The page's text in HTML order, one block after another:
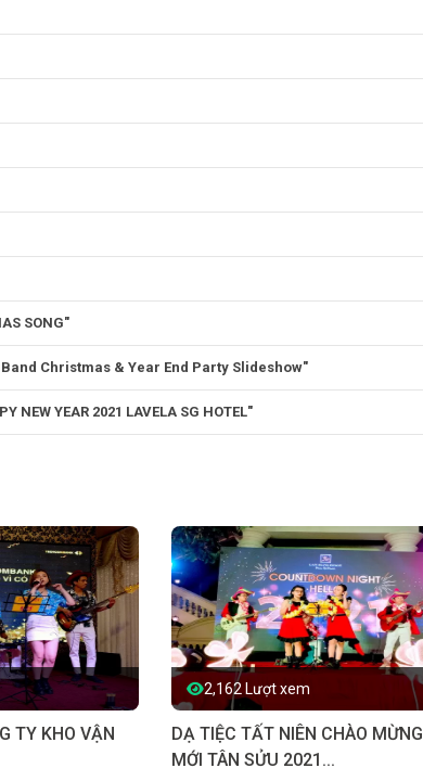
SONG"
Band Christmas & Year End Party Slideshow"
NEW YEAR 2021 LAVELA SG HOTEL"
TY KHO VẬN
2,162 Lượt xem
DẠ TIỆC TẤT NIÊN CHÀO
MỚI TÂN SỬU 2021...